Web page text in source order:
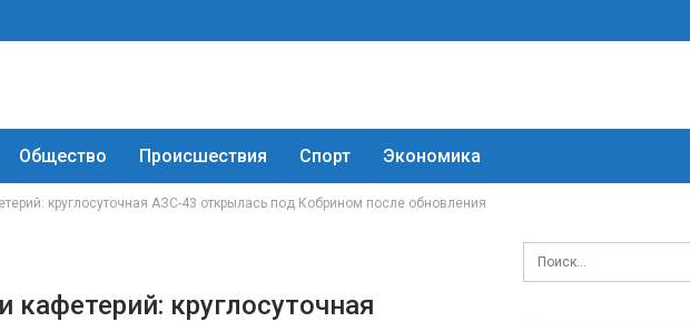
Общество Происшествия Спорт Экономика
круглосуточная АЗС-43 открылась под Кобрином после обновления
кафетерий: круглосуточная